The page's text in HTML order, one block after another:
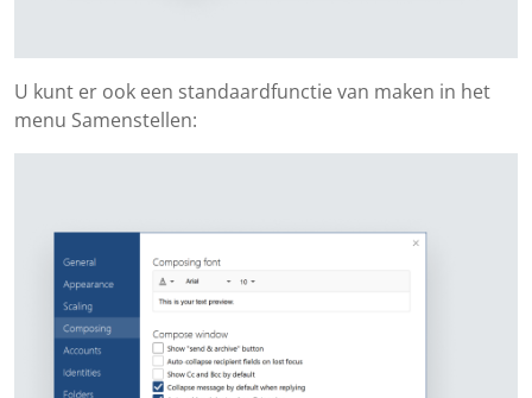
U kunt er ook een standaardfunctie van maken in het
menu Samenstellen: